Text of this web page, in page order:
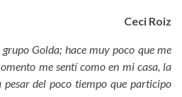
Ceci Roiz
Golda; hace muy poco que me
me sentí como en mi casa, la
del poco tiempo que participo